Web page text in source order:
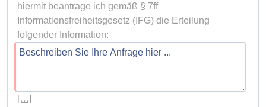
hiermit beantrage ich gemäß § 7ff
Informationsfreiheitsgesetz (IFG) die Erteilung
[…]